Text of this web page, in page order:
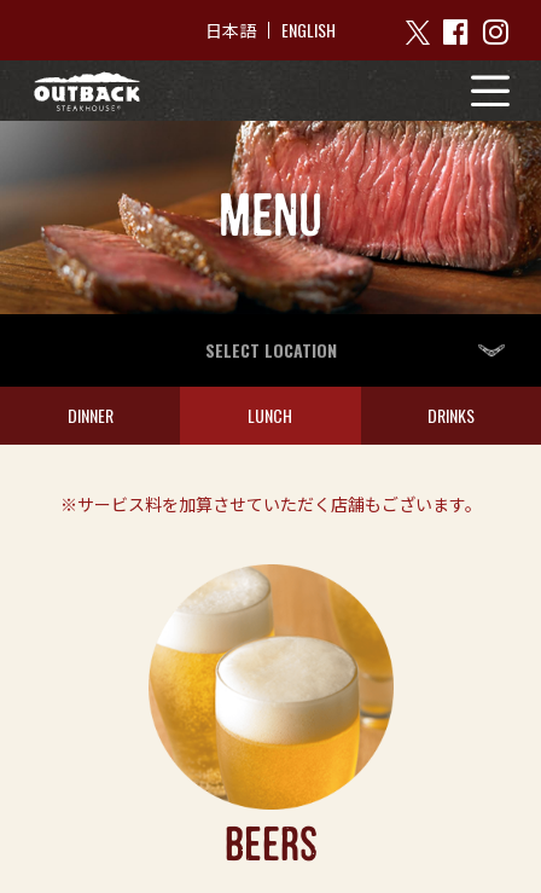
日本語 ENGLISH
MENU
SELECT LOCATION
DINNER LUNCH DRINKS
※サービス料を加算させていただく店舗もございます。
BEERS